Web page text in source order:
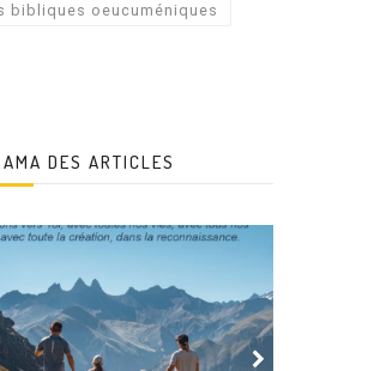
bibliques oeucuméniques
DES ARTICLES